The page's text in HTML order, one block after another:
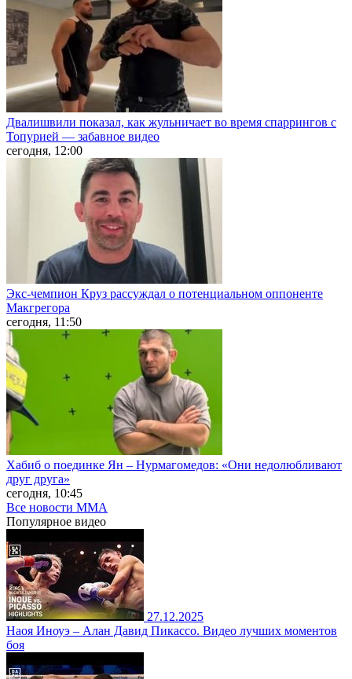
Двалишвили показал, как жульничает во время спаррингов с
Топурией — забавное видео
сегодня, 12:00
Экс-чемпион Круз рассуждал о потенциальном оппоненте
Макгрегора
сегодня, 11:50
Хабиб о поединке Ян – Нурмагомедов: «Они недолюбливают
друг друга»
сегодня, 10:45
Все новости MMA
Популярное видео
27.12.2025
Наоя Иноуэ – Алан Давид Пикассо. Видео лучших моментов
боя